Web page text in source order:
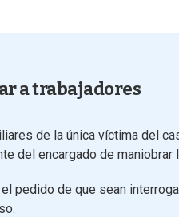
a trabajadores
de la única víctima del
del encargado de maniobrar
pedido de que sean